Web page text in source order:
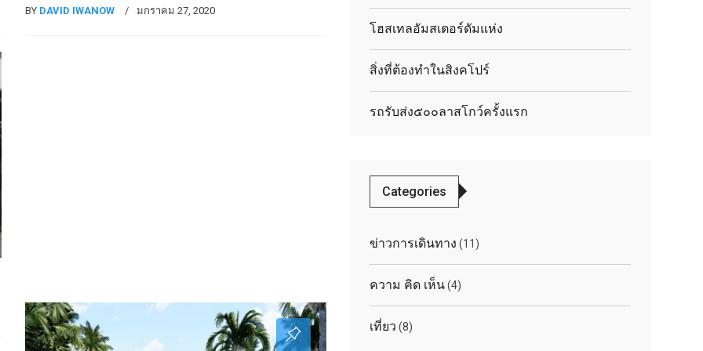
BY DAVID IWANOW มกราคม 27, 2020
โฮสเทลอัมสเตอร์ดัมแห่ง
สิ่งที่ต้องทำในสิงคโปร์
รถรับส่ง๕๐๐ลาสโกว์ครั้งแรก
Categories
ข่าวการเดินทาง (11)
ความ คิด เห็น(4)
เที่ยว (8)